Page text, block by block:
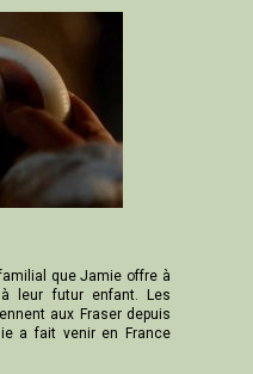
que Jamie offre à
leur futur enfant. Les
aux Fraser depuis
a fait venir en France